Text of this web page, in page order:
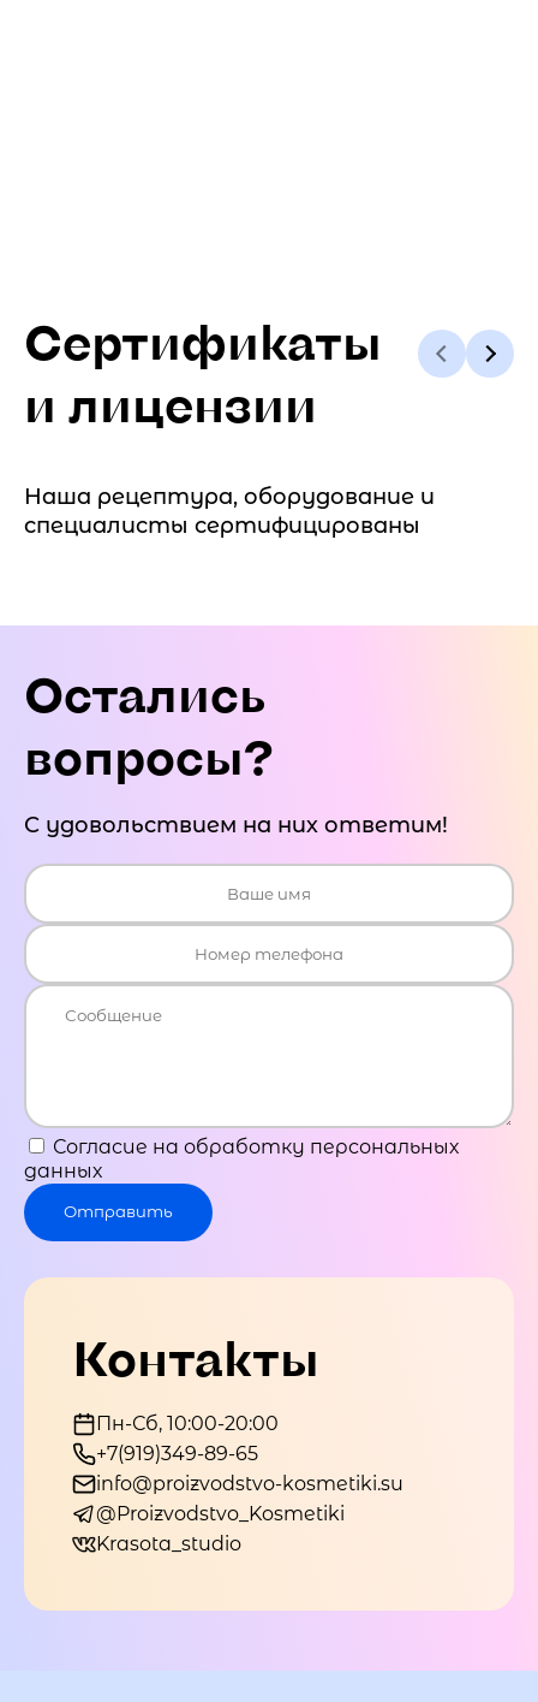
Сертификаты
и лицензии
Наша рецептура, оборудование и
специалисты сертифицированы
Остались
вопросы?
С удовольствием на них ответим!
Согласие на обработку персональных
данных
Отправить
Контакты
Пн-Сб, 10:00-20:00
+7(919)349-89-65
info@proizvodstvo-kosmetiki.su
@Proizvodstvo_Kosmetiki
Krasota_studio